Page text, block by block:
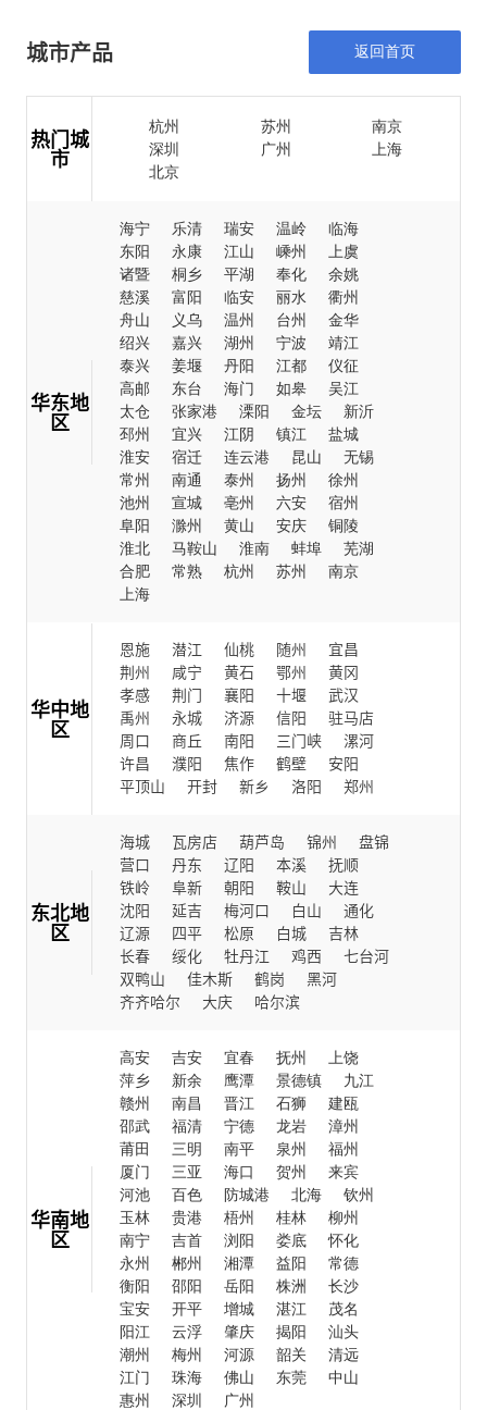
城市产品 返回首页
热门城
市
杭州 苏州
南京
深圳
广州
上海
北京
华东地
区
海宁 乐清 瑞安 温岭
临海
东阳
永康 江山 嵊州
上虞
诸暨
桐乡 平湖 奉化
余姚
慈溪
富阳 临安 丽水
衢州
舟山
义乌 温州 台州
金华
绍兴
嘉兴 湖州 宁波
靖江
泰兴
姜堰 丹阳 江都
仪征
高邮
东台 海门 如皋
吴江
太仓
张家港 溧阳 金坛
新沂
邳州
宜兴 江阴 镇江
盐城
淮安
宿迁 连云港 昆山
无锡
常州
南通 泰州 扬州
徐州
池州
宣城 亳州 六安
宿州
阜阳
滁州 黄山 安庆
铜陵
淮北
马鞍山 淮南 蚌埠
芜湖
合肥
常熟 杭州 苏州
南京
上海
华中地
区
恩施 潜江 仙桃 随州
宜昌
荆州
咸宁 黄石 鄂州
黄冈
孝感
荆门 襄阳 十堰
武汉
禹州
永城 济源 信阳
驻马店
周口
商丘 南阳 三门峡
漯河
许昌
濮阳 焦作 鹤壁
安阳
平顶山
开封 新乡 洛阳 郑州
东北地
区
海城 瓦房店 葫芦岛 锦州
盘锦
营口
丹东 辽阳 本溪
抚顺
铁岭
阜新 朝阳 鞍山
大连
沈阳
延吉 梅河口 白山
通化
辽源
四平 松原 白城
吉林
长春
绥化 牡丹江 鸡西
七台河
双鸭山
佳木斯 鹤岗
黑河
齐齐哈尔
大庆 哈尔滨
华南地
区
高安 吉安 宜春 抚州
上饶
萍乡
新余 鹰潭 景德镇
九江
赣州
南昌 晋江 石狮
建瓯
邵武
福清 宁德 龙岩
漳州
莆田
三明 南平 泉州
福州
厦门
三亚 海口 贺州
来宾
河池
百色 防城港 北海
钦州
玉林
贵港 梧州 桂林
柳州
南宁
吉首 浏阳 娄底
怀化
永州
郴州 湘潭 益阳
常德
衡阳
邵阳 岳阳 株洲
长沙
宝安
开平 增城 湛江
茂名
阳江
云浮 肇庆 揭阳
汕头
潮州
梅州 河源 韶关
清远
江门
珠海 佛山 东莞
中山
惠州
深圳 广州